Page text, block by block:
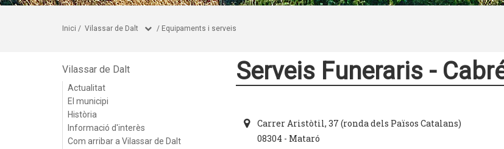
Inici / Vilassar de Dalt / Equipaments i serveis
Vilassar de Dalt
Actualitat
El municipi
Història
Informació d'interès
Com arribar a Vilassar de Dalt
Serveis Funeraris -
Carrer Aristòtil, 37 (ronda dels Països Catalans)
08304 - Mataró